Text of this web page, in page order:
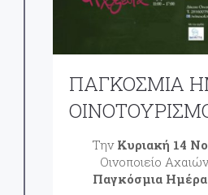
ΠΑΓΚΟΣΜΙΑ
Την Κυριακή 14
Oινοποιείο
Παγκόσμια Ημέρα